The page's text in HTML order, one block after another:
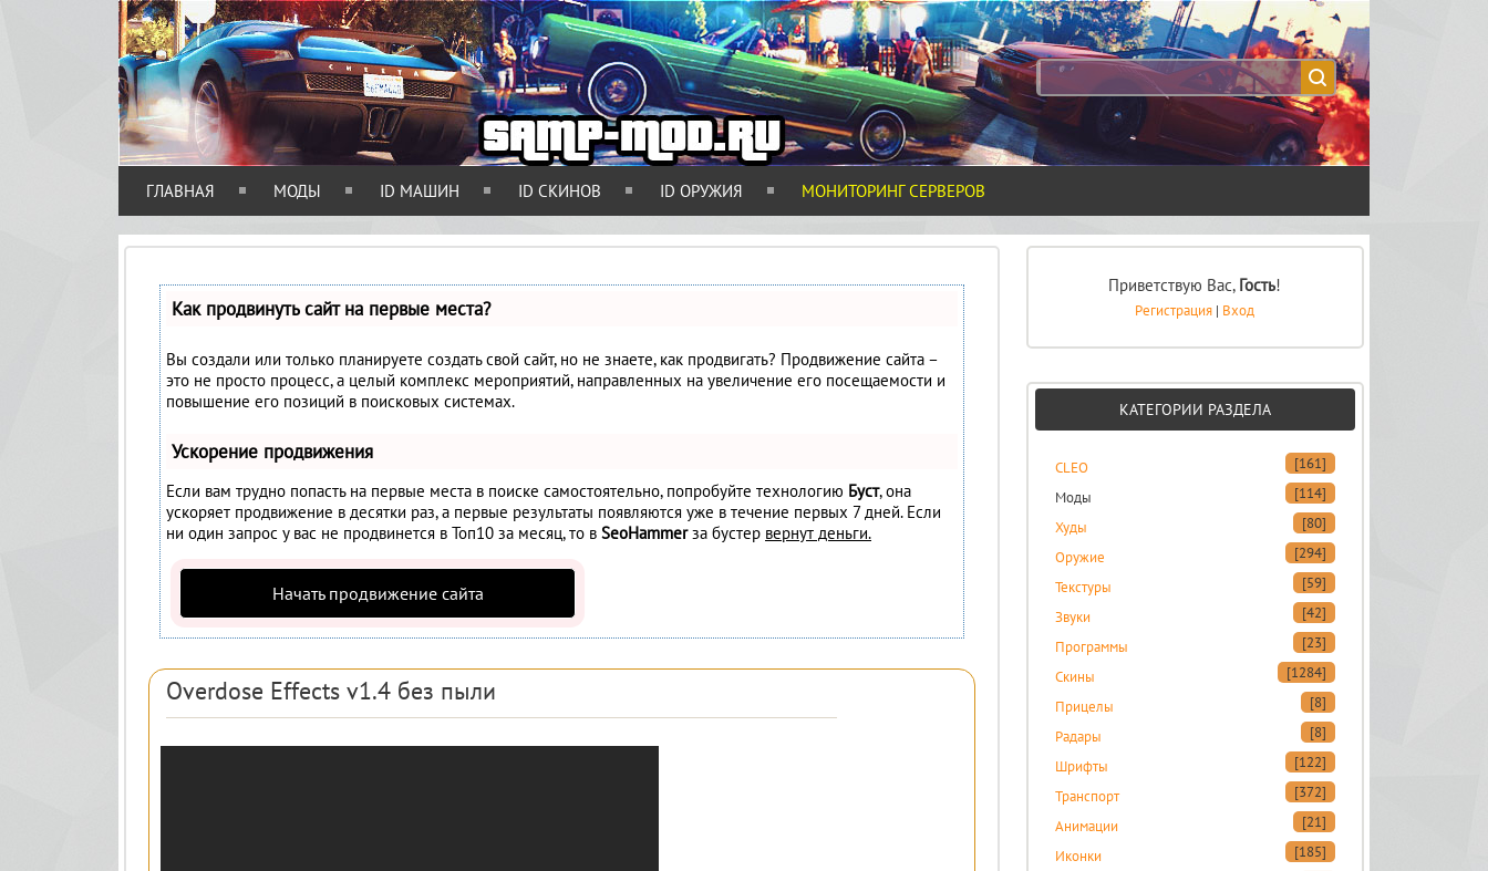
ГЛАВНАЯ МОДЫ ID МАШИН ID СКИНОВ ID ОРУЖИЯ МОНИТОРИНГ СЕРВЕРОВ
Как продвинуть сайт на первые места?
Вы создали или только планируете создать свой сайт, но не знаете, как продвигать? Продвижение сайта –
это не просто процесс, а целый комплекс мероприятий, направленных на увеличение его посещаемости и
повышение его позиций в поисковых системах.
Ускорение продвижения
Если вам трудно попасть на первые места в поиске самостоятельно, попробуйте технологию Буст, она
ускоряет продвижение в десятки раз, а первые результаты появляются уже в течение первых 7 дней. Если
ни один запрос у вас не продвинется в Топ10 за месяц, то в SeoHammerза бустер вернут деньги.
Начать продвижение сайта
Overdose Effects v1.4 без пыли
Приветствую Вас, Гость!
Регистрация | Вход
КАТЕГОРИИ РАЗДЕЛА
CLEO
[161]
Моды
[114]
Худы
[80]
Оружие
[294]
Текстуры
[59]
Звуки
[42]
Программы
[23]
Скины
[1284]
Прицелы
[8]
Радары
[8]
Шрифты
[122]
Транспорт
[372]
Анимации
[21]
Иконки
[185]